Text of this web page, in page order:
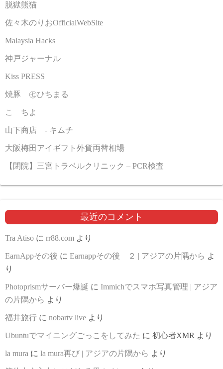
脱獄熊猫
佐々木のりおOfficialWebSite
Malaysia Hacks
神戸ジャーナル
Kiss PRESS
焼豚 ㊆ひちまる
こゝちよ
山下商店 - キムチ
大阪梅田アイギフト外貨両替相場
【閉院】三宮トラベルクリニック – PCR検査
最近のコメント
Tra Atiso に rr88.com より
EarnAppその後 に Earnappその後 ２ | アジアの片隅から よ
り
Photoprismサーバー爆誕 に Immichでスマホ写真管理 | アジア
の片隅から より
福井旅行 に nobartv live より
Ubuntuでマイニングごっこをしてみた に 初心者XMR より
la mura に la mura再び | アジアの片隅から より